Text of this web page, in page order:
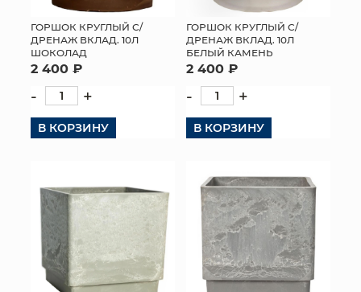
ГОРШОК КРУГЛЫЙ С/
ДРЕНАЖ ВКЛАД. 10Л
ШОКОЛАД
2 400 ₽
- +
В КОРЗИНУ
ГОРШОК КРУГЛЫЙ С/
ДРЕНАЖ ВКЛАД. 10Л
БЕЛЫЙ КАМЕНЬ
2 400 ₽
- +
В КОРЗИНУ